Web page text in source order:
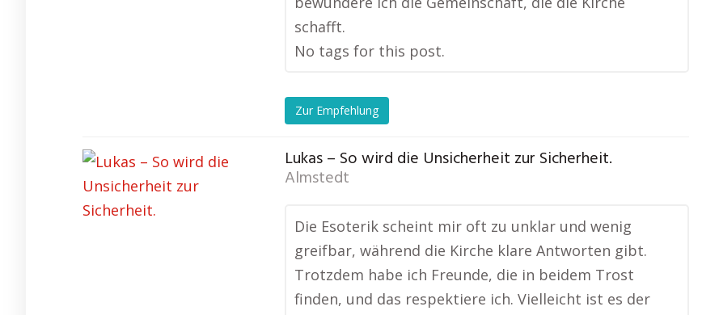
schafft.
No tags for this post.
Zur Empfehlung
Lukas – So wird die Unsicherheit zur Sicherheit.
Almstedt
Die Esoterik scheint mir oft zu unklar und wenig
greifbar, während die Kirche klare Antworten gibt.
Trotzdem habe ich Freunde, die in beidem Trost
finden, und das respektiere ich. Vielleicht ist es der